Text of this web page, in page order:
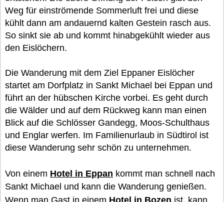
Weg für einströmende Sommerluft frei und diese
kühlt dann am andauernd kalten Gestein rasch aus.
So sinkt sie ab und kommt hinabgekühlt wieder aus
den Eislöchern.
Die Wanderung mit dem Ziel Eppaner Eislöcher
startet am Dorfplatz in Sankt Michael bei Eppan und
führt an der hübschen Kirche vorbei. Es geht durch
die Wälder und auf dem Rückweg kann man einen
Blick auf die Schlösser Gandegg, Moos-Schulthaus
und Englar werfen. Im Familienurlaub in Südtirol ist
diese Wanderung sehr schön zu unternehmen.
Von einem Hotel in Eppan kommt man schnell nach
Sankt Michael und kann die Wanderung genießen.
Wenn man Gast in einem Hotel in Bozen ist, kann